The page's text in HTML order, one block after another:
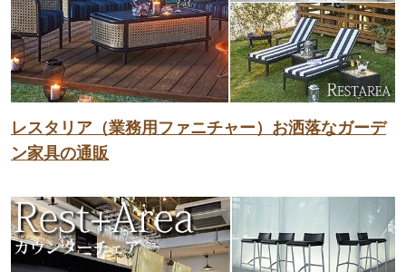
レスタリア（業務用ファニチャー）お洒落なガーデ
ン家具の通販